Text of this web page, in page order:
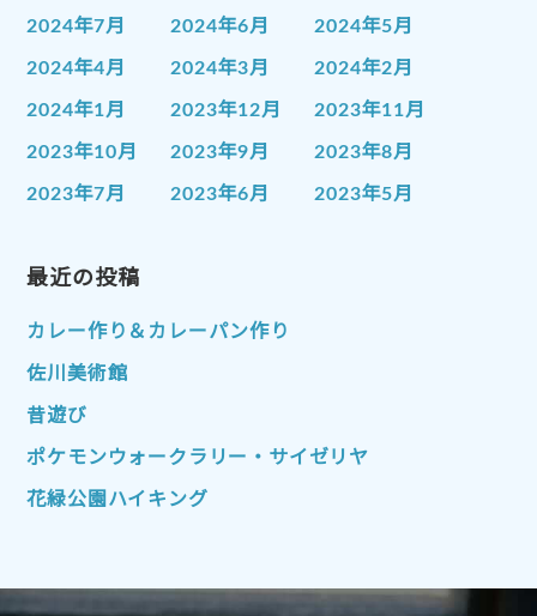
2024年7月 2024年6月 2024年5月
2024年4月 2024年3月 2024年2月
2024年1月 2023年12月 2023年11月
2023年10月 2023年9月 2023年8月
2023年7月 2023年6月 2023年5月
2023年1月
2022年10月 2022年9月
2022年7月
2022年4月
2022年1月 2021年12月 2021年11月
2021年10月 2021年9月
最近の投稿
カレー作り＆カレーパン作り
佐川美術館
昔遊び
ポケモンウォークラリー・サイゼリヤ
花緑公園ハイキング